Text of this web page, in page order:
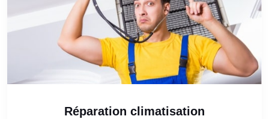
Réparation climatisation